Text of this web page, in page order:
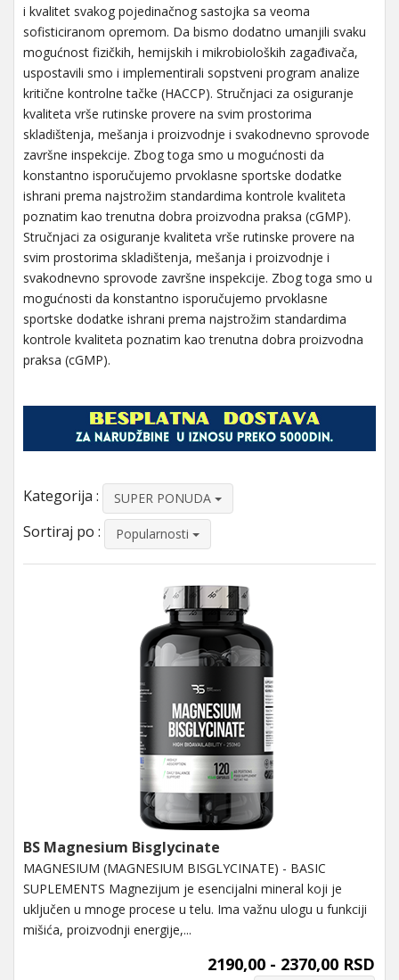
i kvalitet svakog pojedinačnog sastojka sa veoma
sofisticiranom opremom. Da bismo dodatno umanjili svaku
mogućnost fizičkih, hemijskih i mikrobioloških zagađivača,
uspostavili smo i implementirali sopstveni program analize
kritične kontrolne tačke (HACCP). Stručnjaci za osiguranje
kvaliteta vrše rutinske provere na svim prostorima
skladištenja, mešanja i proizvodnje i svakodnevno sprovode
završne inspekcije. Zbog toga smo u mogućnosti da
konstantno isporučujemo prvoklasne sportske dodatke
ishrani prema najstrožim standardima kontrole kvaliteta
poznatim kao trenutna dobra proizvodna praksa (cGMP).
Stručnjaci za osiguranje kvaliteta vrše rutinske provere na
svim prostorima skladištenja, mešanja i proizvodnje i
svakodnevno sprovode završne inspekcije. Zbog toga smo u
mogućnosti da konstantno isporučujemo prvoklasne
sportske dodatke ishrani prema najstrožim standardima
kontrole kvaliteta poznatim kao trenutna dobra proizvodna
praksa (cGMP).
Kategorija : SUPER PONUDA
Sortiraj po : Popularnosti
BS Magnesium Bisglycinate
MAGNESIUM (MAGNESIUM BISGLYCINATE) - BASIC
SUPLEMENTS Magnezijum je esencijalni mineral koji je
uključen u mnoge procese u telu. Ima važnu ulogu u funkciji
mišića, proizvodnji energije,...
2190,00 - 2370,00 RSD